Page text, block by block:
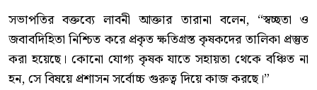
সভাপতির বক্তব্যে লাবনী আক্তার তারানা বলেন, “স্বচ্ছতা ও
জবাবদিহিতা নিশ্চিত করে প্রকৃত ক্ষতিগ্রস্ত কৃষকদের তালিকা প্রস্তুত
করা হয়েছে। কোনো যোগ্য কৃষক যাতে সহায়তা থেকে বঞ্চিত না
হন, সে বিষয়ে প্রশাসন সর্বোচ্চ গুরুত্ব দিয়ে কাজ করছে।”